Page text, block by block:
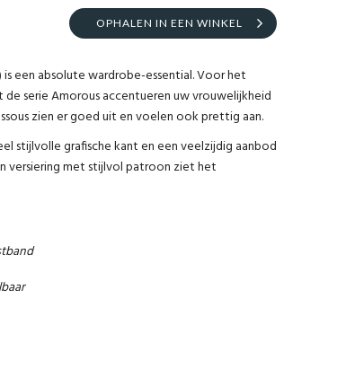
OPHALEN IN EEN WINKEL
een absolute wardrobe-essential. Voor het
serie Amorous accentueren uw vrouwelijkheid
zien er goed uit en voelen ook prettig aan.
stijlvolle grafische kant en een veelzijdig aanbod
versiering met stijlvol patroon ziet het